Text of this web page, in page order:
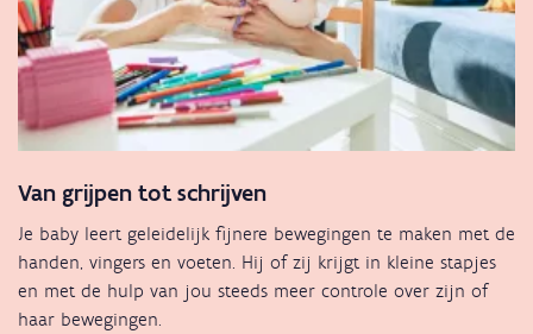
Van grijpen tot schrijven
Je baby leert geleidelijk fijnere bewegingen te maken met de
handen, vingers en voeten. Hij of zij krijgt in kleine stapjes
en met de hulp van jou steeds meer controle over zijn of
haar bewegingen.